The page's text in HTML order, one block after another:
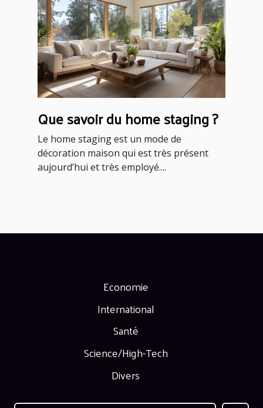
Que savoir du home staging ?
Le home staging est un mode de
décoration maison qui est très présent
aujourd’hui et très employé....
Economie
International
Santé
Science/High-Tech
Divers